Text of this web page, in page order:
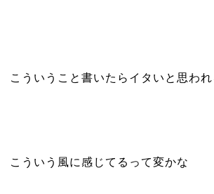
こういうこと書いたらイタいと思わ
こういう風に感じてるって変かな